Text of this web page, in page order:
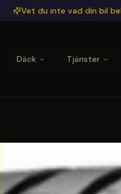
Vet du inte vad din bil
Däck Tjänster